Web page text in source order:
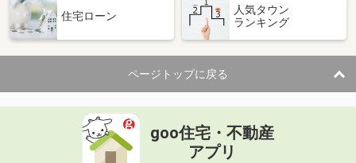
住宅ローン
人気タウン
ランキング
ページトップに戻る
goo住宅・不動産
アプリ